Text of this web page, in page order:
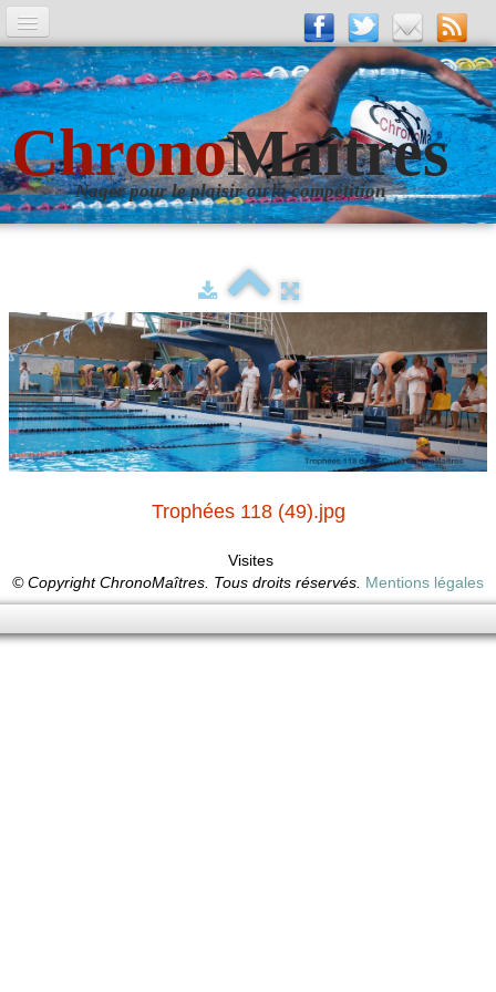
A la Une
Entrainements
La revue
Les numéros
Photos
Evènements▼
Livre d'Or
ChronoMaîtres
Nager pour le plaisir ou la compétition
Trophées 118 (49).jpg
Visites
© Copyright ChronoMaîtres. Tous droits réservés. Mentions légales